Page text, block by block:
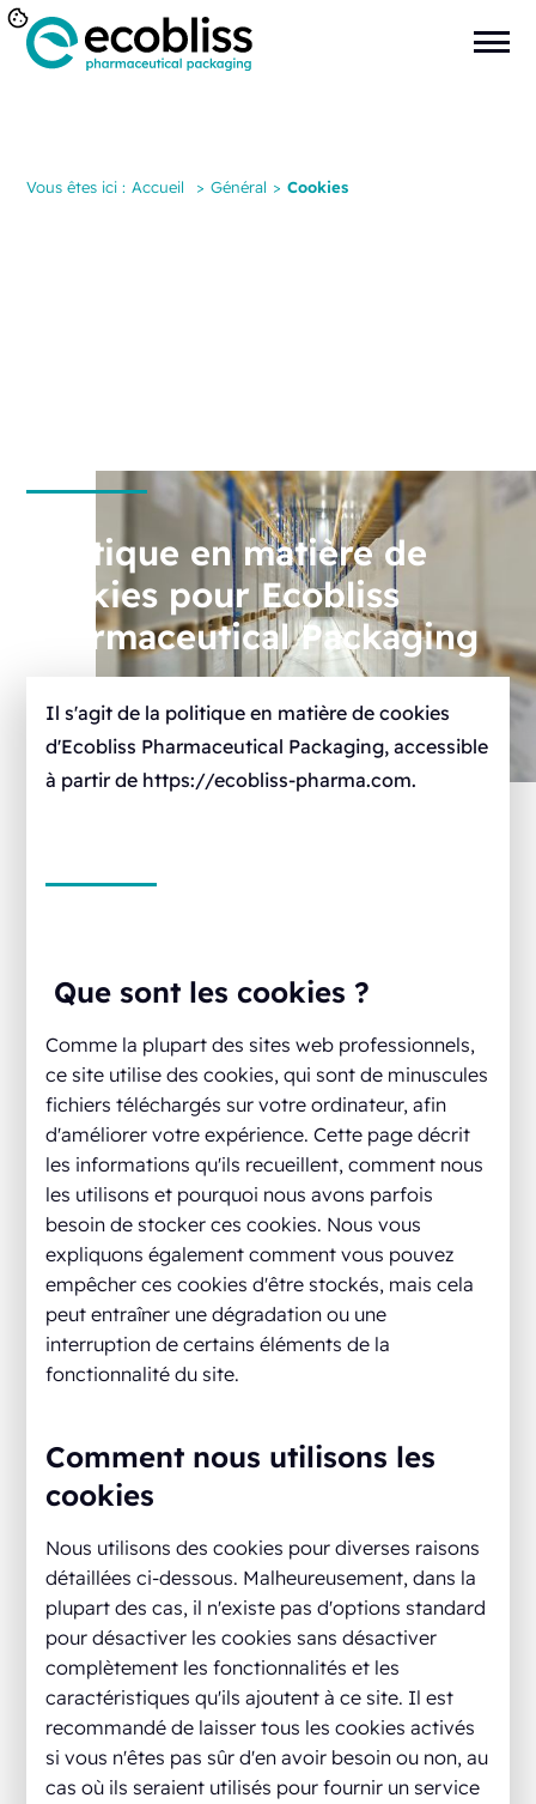
Vous êtes ici : Accueil > Général > Cookies
Politique en matière de
cookies pour Ecobliss
Pharmaceutical Packaging
Il s'agit de la politique en matière de cookies
d'Ecobliss Pharmaceutical Packaging, accessible
à partir de https://ecobliss-pharma.com.
Que sont les cookies ?
Comme la plupart des sites web professionnels,
ce site utilise des cookies, qui sont de minuscules
fichiers téléchargés sur votre ordinateur, afin
d'améliorer votre expérience. Cette page décrit
les informations qu'ils recueillent, comment nous
les utilisons et pourquoi nous avons parfois
besoin de stocker ces cookies. Nous vous
expliquons également comment vous pouvez
empêcher ces cookies d'être stockés, mais cela
peut entraîner une dégradation ou une
interruption de certains éléments de la
fonctionnalité du site.
Comment nous utilisons les
cookies
Nous utilisons des cookies pour diverses raisons
détaillées ci-dessous. Malheureusement, dans la
plupart des cas, il n'existe pas d'options standard
pour désactiver les cookies sans désactiver
complètement les fonctionnalités et les
caractéristiques qu'ils ajoutent à ce site. Il est
recommandé de laisser tous les cookies activés
si vous n'êtes pas sûr d'en avoir besoin ou non, au
cas où ils seraient utilisés pour fournir un service